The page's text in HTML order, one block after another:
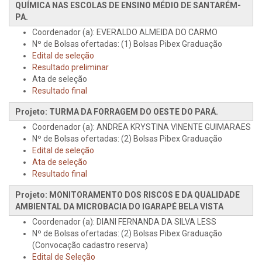
QUÍMICA NAS ESCOLAS DE ENSINO MÉDIO DE SANTARÉM-
PA.
Coordenador (a): EVERALDO ALMEIDA DO CARMO
Nº de Bolsas ofertadas: (1) Bolsas Pibex Graduação
Edital de seleção
Resultado preliminar
Ata de seleção
Resultado final
Projeto: TURMA DA FORRAGEM DO OESTE DO PARÁ.
Coordenador (a): ANDREA KRYSTINA VINENTE GUIMARAES
Nº de Bolsas ofertadas: (2) Bolsas Pibex Graduação
Edital de seleção
Ata de seleção
Resultado final
Projeto: MONITORAMENTO DOS RISCOS E DA QUALIDADE
AMBIENTAL DA MICROBACIA DO IGARAPÉ BELA VISTA
Coordenador (a): DIANI FERNANDA DA SILVA LESS
Nº de Bolsas ofertadas: (2) Bolsas Pibex Graduação
(Convocação cadastro reserva)
Edital de Seleção